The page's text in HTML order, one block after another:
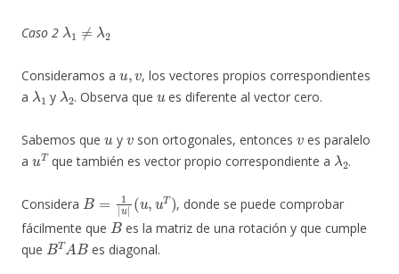
Caso 2
λ λ 2
Consideramos a
, los vectores propios correspondientes
a
λ1
y
λ2
. Observa que
u
es diferente al vector cero.
Sabemos que y son ortogonales, entonces
es paralelo
a
uT
que también es vector propio correspondiente a
λ2
.
Considera
B= u
(u )
, donde se puede comprobar
fácilmente que
B
es la matriz de una rotación y que cumple
que
BTAB
es diagonal.